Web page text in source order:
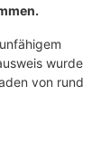
wurde
von rund